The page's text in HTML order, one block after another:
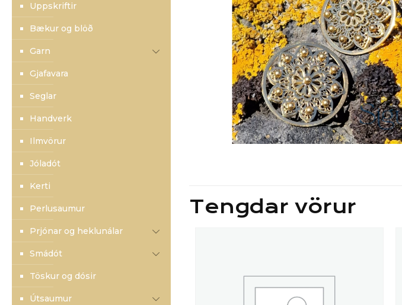
Tengdar vörur
Uppskriftir
Bækur og blöð
Garn
Gjafavara
Seglar
Handverk
Ilmvörur
Jóladót
Kerti
Perlusaumur
Prjónar og heklunálar
Smádót
Töskur og dósir
Útsaumur